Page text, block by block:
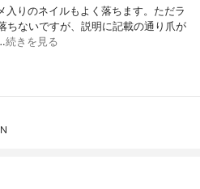
りのネイルもよく落ちます。ただラ
ちないですが、説明に記載の通り爪が
続きを見る